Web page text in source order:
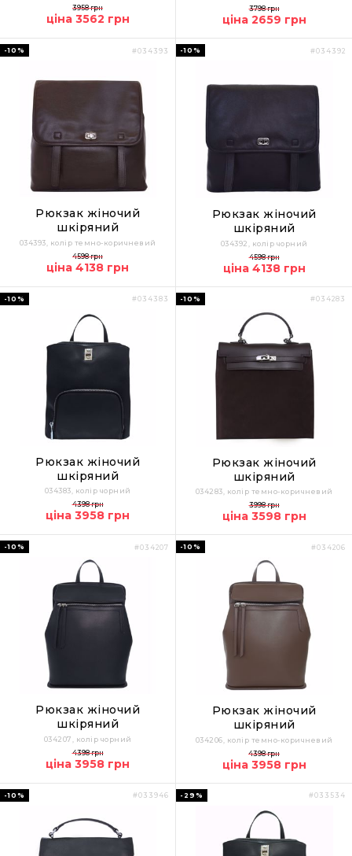
3958 грн
ціна 3562 грн
3798 грн
ціна 2659 грн
#034393
-10%
Рюкзак жіночий
шкіряний
034393, колір темно-коричневий
4598 грн
ціна 4138 грн
#034392
-10%
Рюкзак жіночий
шкіряний
034392, колір чорний
4598 грн
ціна 4138 грн
#034383
-10%
Рюкзак жіночий
шкіряний
034383, колір чорний
4398 грн
ціна 3958 грн
#034283
-10%
Рюкзак жіночий
шкіряний
034283, колір темно-коричневий
3998 грн
ціна 3598 грн
#034207
-10%
Рюкзак жіночий
шкіряний
034207, колір чорний
4398 грн
ціна 3958 грн
#034206
-10%
Рюкзак жіночий
шкіряний
034206, колір темно-коричневий
4398 грн
ціна 3958 грн
#033946
-10% #033534
-29%